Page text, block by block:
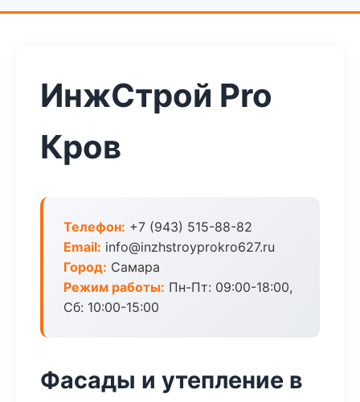
ИнжСтрой Pro
Кров
Телефон: +7 (943) 515-88-82
Email: info@inzhstroyprokro627.ru
Город: Самара
Режим работы: Пн-Пт: 09:00-18:00,
Сб: 10:00-15:00
Фасады и утепление в